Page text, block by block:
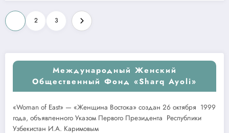
Пагинация
записей
2 3
Международный Женский
Общественный Фонд «Sharq Ayoli»
«Woman of East» — «Женщина Востока» создан 26 октября 1999
года, объявленного Указом Первого Президента Республики
Узбекистан И.А. Каримовым